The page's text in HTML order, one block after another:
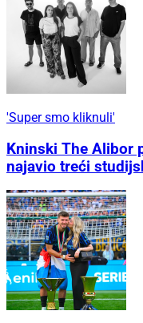
'Super smo kliknuli'
Kninski The Alibor
najavio treći